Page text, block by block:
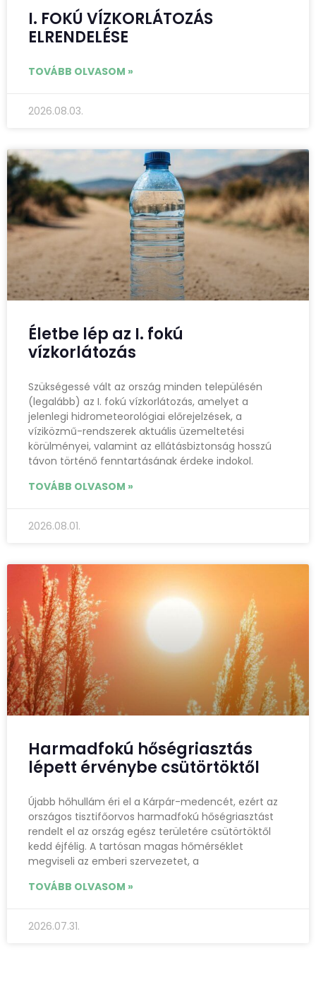
I. FOKÚ VÍZKORLÁTOZÁS
ELRENDELÉSE
TOVÁBB OLVASOM »
2026.08.03.
Életbe lép az I. fokú
vízkorlátozás
Szükségessé vált az ország minden településén
(legalább) az I. fokú vízkorlátozás, amelyet a
jelenlegi hidrometeorológiai előrejelzések, a
víziközmű-rendszerek aktuális üzemeltetési
körülményei, valamint az ellátásbiztonság hosszú
távon történő fenntartásának érdeke indokol.
TOVÁBB OLVASOM »
2026.08.01.
Harmadfokú hőségriasztás
lépett érvénybe csütörtöktől
Újabb hőhullám éri el a Kárpár-medencét, ezért az
országos tisztifőorvos harmadfokú hőségriasztást
rendelt el az ország egész területére csütörtöktől
kedd éjfélig. A tartósan magas hőmérséklet
megviseli az emberi szervezetet, a
TOVÁBB OLVASOM »
2026.07.31.